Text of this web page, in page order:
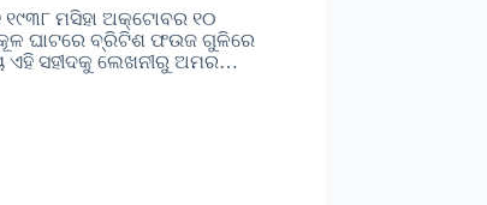
୧୯୩୮ ମସିହା ଅକ୍ଟୋବର ୧୦
କୂଳ ଘାଟରେ ବ୍ରିଟିଶ ଫଉଜ ଗୁଳିରେ
ଏହି ସହୀଦକୁ ଲେଖନୀରୁ ଅମର…